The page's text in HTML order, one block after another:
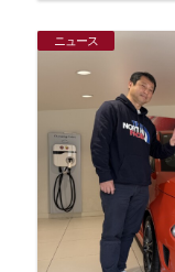
ニュース